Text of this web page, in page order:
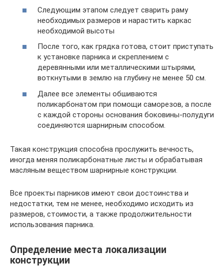
Следующим этапом следует сварить раму
необходимых размеров и нарастить каркас
необходимой высоты
После того, как грядка готова, стоит приступать
к установке парника и скреплением с
деревянными или металлическими штырями,
воткнутыми в землю на глубину не менее 50 см.
Далее все элементы обшиваются
поликарбонатом при помощи саморезов, а после
с каждой стороны основания боковины-полудуги
соединяются шарнирным способом.
Такая конструкция способна прослужить вечность,
иногда меняя поликарбонатные листы и обрабатывая
масляным веществом шарнирные конструкции.
Все проекты парников имеют свои достоинства и
недостатки, тем не менее, необходимо исходить из
размеров, стоимости, а также продолжительности
использования парника.
Определение места локализации
конструкции